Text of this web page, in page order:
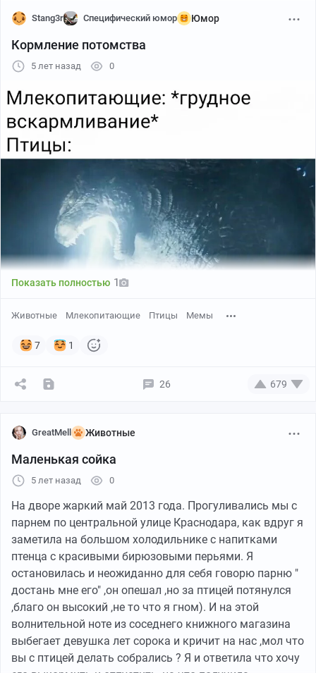
Период рождения и выкармливания в заливе Петра
Великого начинается с конца января до конца марта.
В заповеднике роды все еще фиксируются.
Новорожденные ларги будут готовиться к миграции
АВТОР исходника - Игорь Катин.
Stang3r Специфический юмор Юмор
Кормление потомства
5 лет назад 0
привлекали бы мужчин женщины с большим зобом?
Показать полностью 1
Животные Млекопитающие Птицы Мемы
7 1
26 679
GreatMell Животные
Маленькая сойка
5 лет назад 0
На дворе жаркий май 2013 года. Прогуливались мы с
парнем по центральной улице Краснодара, как вдруг я
заметила на большом холодильнике с напитками
птенца с красивыми бирюзовыми перьями. Я
остановилась и неожиданно для себя говорю парню "
достань мне его" ,он опешал ,но за птицей потянулся
,благо он высокий ,не то что я гном). И на этой
волнительной ноте из соседнего книжного магазина
выбегает девушка лет сорока и кричит на нас ,мол что
вы с птицей делать собрались ? Я и ответила что хочу